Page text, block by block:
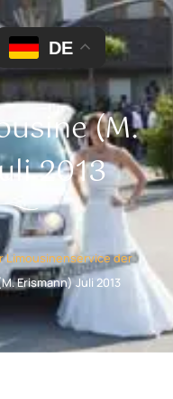
(M.
2013
Limousinenservice der
Erismann) Juli 2013
DE